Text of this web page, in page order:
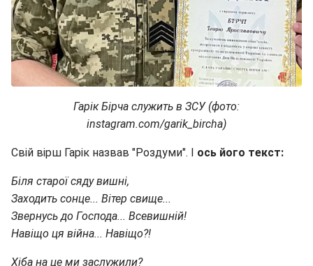
Гарік Бірча служить в ЗСУ (фото:
instagram.com/garik_bircha)
Свій вірш Гарік назвав "Роздуми". І ось його текст:
Біля старої сяду вишні,
Заходить сонце... Вітер свище...
Звернусь до Господа... Всевишній!
Навіщо ця війна... Навіщо?!
Хіба на це ми заслужили?